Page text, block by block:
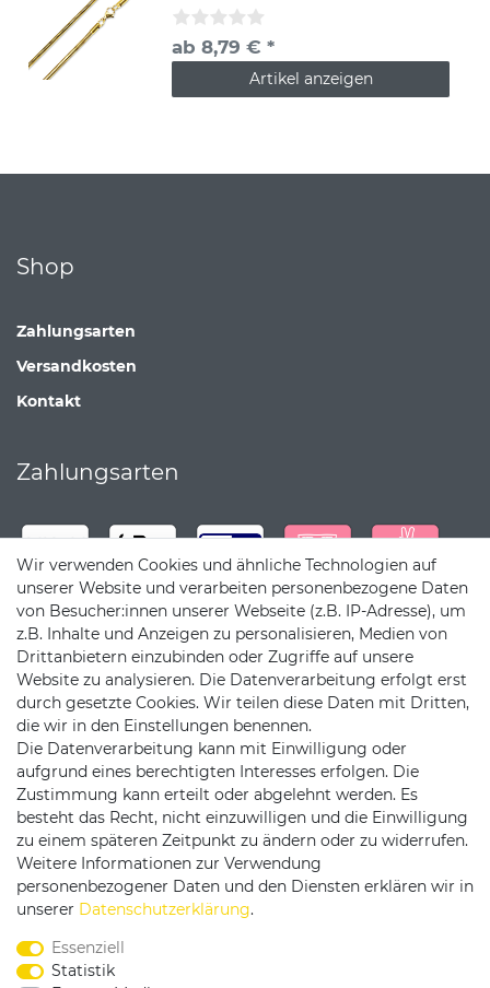
ab 8,79 € *
Artikel anzeigen
Shop
Zahlungsarten
Versandkosten
Kontakt
Zahlungsarten
Versandpartner
Service & Kontakt
Rufen Sie uns an unter:
Wir verwenden Cookies und ähnliche Technologien auf
unserer Website und verarbeiten personenbezogene Daten
von Besucher:innen unserer Webseite (z.B. IP-Adresse), um
z.B. Inhalte und Anzeigen zu personalisieren, Medien von
Drittanbietern einzubinden oder Zugriffe auf unsere
Website zu analysieren. Die Datenverarbeitung erfolgt erst
durch gesetzte Cookies. Wir teilen diese Daten mit Dritten,
die wir in den Einstellungen benennen.
Die Datenverarbeitung kann mit Einwilligung oder
aufgrund eines berechtigten Interesses erfolgen. Die
Zustimmung kann erteilt oder abgelehnt werden. Es
besteht das Recht, nicht einzuwilligen und die Einwilligung
zu einem späteren Zeitpunkt zu ändern oder zu widerrufen.
Weitere Informationen zur Verwendung
personenbezogener Daten und den Diensten erklären wir in
unserer Daten­schutz­erklärung.
Essenziell
Statistik